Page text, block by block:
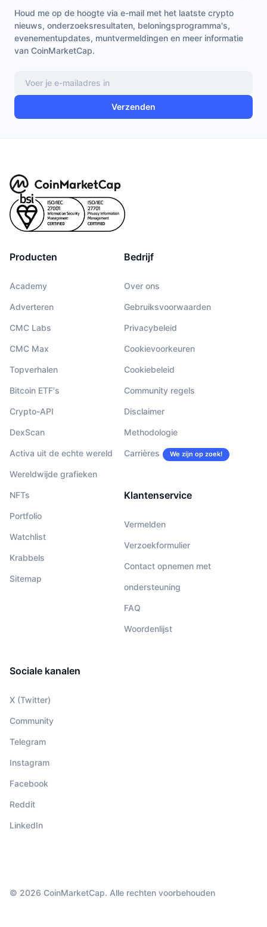
Houd me op de hoogte via e-mail met het laatste crypto
nieuws, onderzoeksresultaten, beloningsprogramma's,
evenementupdates, muntvermeldingen en meer informatie
van CoinMarketCap.
Verzenden
Producten
Academy
Adverteren
CMC Labs
CMC Max
Topverhalen
Bitcoin ETF's
Crypto-API
DexScan
Activa uit de echte wereld
Wereldwijde grafieken
NFTs
Portfolio
Watchlist
Krabbels
Sitemap
Bedrijf
Over ons
Gebruiksvoorwaarden
Privacybeleid
Cookievoorkeuren
Cookiebeleid
Community regels
Disclaimer
Methodologie
Carrières We zijn op zoek!
Klantenservice
Vermelden
Verzoekformulier
Contact opnemen met
ondersteuning
FAQ
Woordenlijst
Sociale kanalen
X (Twitter)
Community
Telegram
Instagram
Facebook
Reddit
LinkedIn
© 2026 CoinMarketCap. Alle rechten voorbehouden